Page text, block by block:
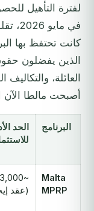
في
كانت تحتفظ بها
الذين يفضلون
العائلة،
أصبحت مالطا الآن
البرنامج
الحد
Malta
MPRP
(عقد